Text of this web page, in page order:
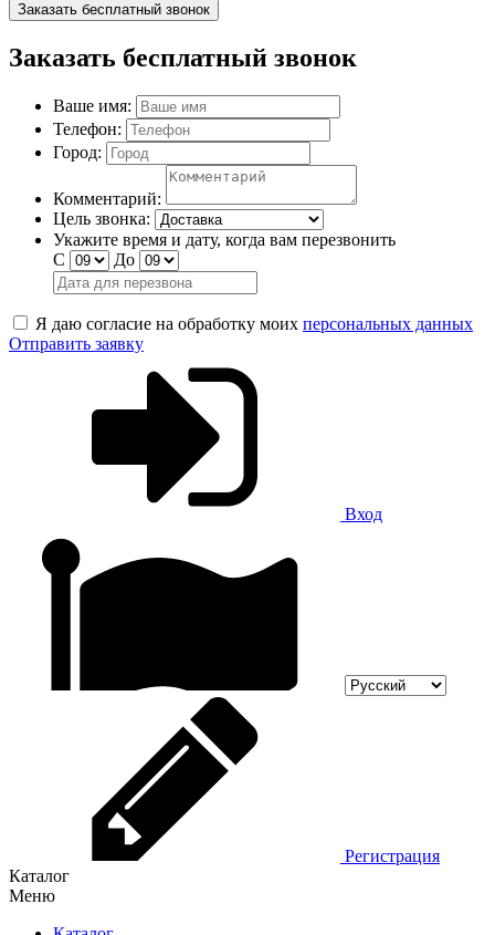
Заказать бесплатный звонок
Заказать бесплатный звонок
Ваше имя:
Телефон:
Город:
Комментарий:
Цель звонка:
Укажите время и дату, когда вам перезвонить
С
До
Я даю согласие на обработку моих персональных данных
Отправить заявку
Вход
Регистрация
Каталог
Меню